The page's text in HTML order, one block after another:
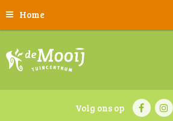
Home
Volg ons op